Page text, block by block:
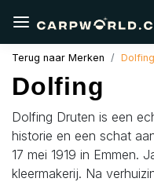
Terug naar Merken Dolfing
Dolfing
Dolfing Druten is een
historie en een schat
17 mei 1919 in Emmen.
kleermakerij. Na